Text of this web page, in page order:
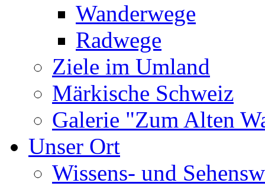
Wanderwege
Radwege
Ziele im Umland
Märkische Schweiz
Galerie "Zum Alten
Unser Ort
Wissens- und